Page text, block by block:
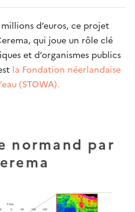
d’euros, ce projet
qui joue un rôle clé
et d’organismes publics
la Fondation néerlandaise
(STOWA).
normand par